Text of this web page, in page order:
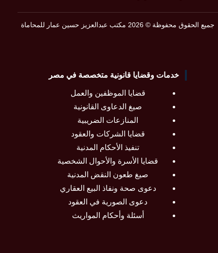
جميع الحقوق محفوظة © 2026 مكتب عبدالعزيز حسين عمار للمحاماة
خدمات وقضايا قانونية متخصصة في مصر
قضايا الموظفين والعمل
صيغ الدعاوى القانونية
المنازعات الضريبية
قضايا الشركات والعقود
تنفيذ الأحكام المدنية
قضايا الأسرة والأحوال الشخصية
صيغ طعون النقض المدنية
دعوى صحة ونفاذ البيع العقاري
دعوى الصورية في العقود
أسئلة وأحكام المواريث